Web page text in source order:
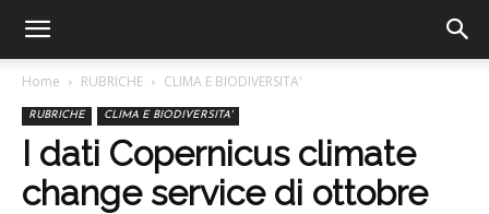
Home RUBRICHE CLIMA E BIODIVERSITA'
RUBRICHE CLIMA E BIODIVERSITA'
I dati Copernicus climate
change service di ottobre